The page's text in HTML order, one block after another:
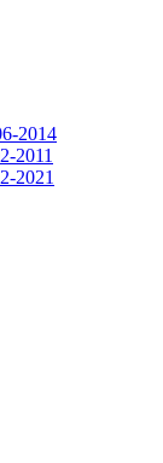
2014
2011
2021